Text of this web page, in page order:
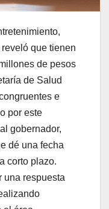
que tienen
de pesos
de Salud
e
por este
gobernador,
dé una fecha
corto plazo.
una respuesta